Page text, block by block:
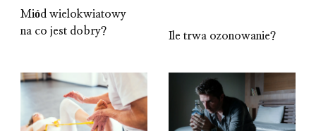
Miód wielokwiatowy
na co jest dobry?
Ile trwa ozonowanie?